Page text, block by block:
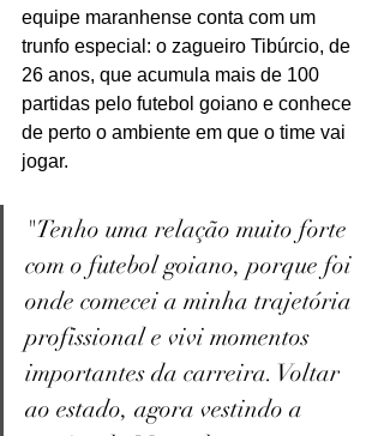
equipe maranhense conta com um
trunfo especial: o zagueiro Tibúrcio, de
26 anos, que acumula mais de 100
partidas pelo futebol goiano e conhece
de perto o ambiente em que o time vai
jogar.
"Tenho uma relação muito forte
com o futebol goiano, porque foi
onde comecei a minha trajetória
profissional e vivi momentos
importantes da carreira. Voltar
ao estado, agora vestindo a